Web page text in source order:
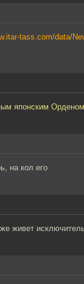
tass.com/data/
японским
на кол его
живет